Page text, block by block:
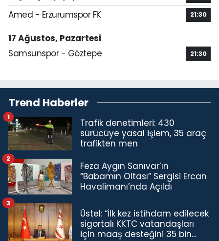
Amed - Erzurumspor FK 21:30
17 Ağustos, Pazartesi
Samsunspor - Göztepe
21:30
Trend Haberler
Trafik denetimleri: 430
sürücüye yasal işlem, 35 araç
trafikten men
1
Feza Aygın Sanıvar’ın
“Babamın Oltası” Sergisi Ercan
Havalimanı’nda Açıldı
2
Üstel: “İlk kez istihdam edilecek
sigortalı KKTC vatandaşları
için maaş desteğini 35 bin
3